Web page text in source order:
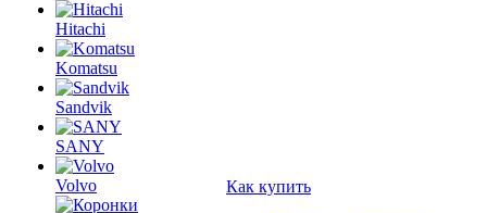
Hitachi
Komatsu
Sandvik
SANY
Volvo
Как купить